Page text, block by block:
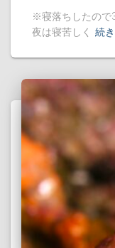
※寝落ちしたので
夜は寝苦しく
続